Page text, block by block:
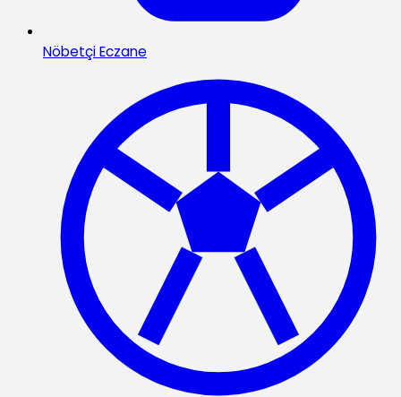
Nöbetçi Eczane